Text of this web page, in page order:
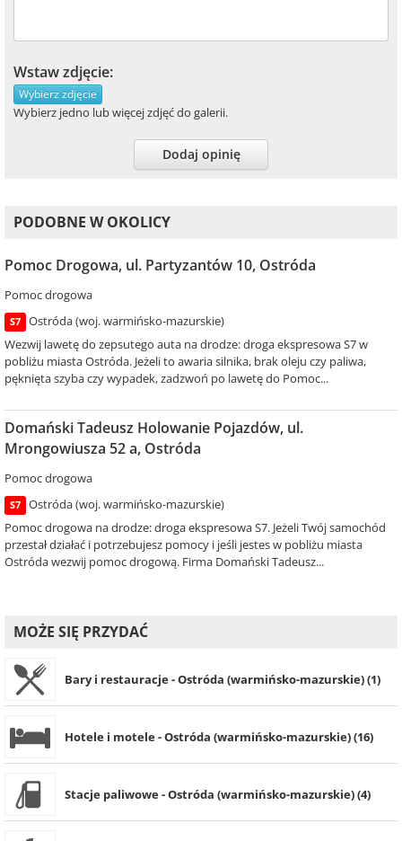
Wstaw zdjęcie:
Wybierz zdjęcie
Wybierz jedno lub więcej zdjęć do galerii.
Dodaj opinię
PODOBNE W OKOLICY
Pomoc Drogowa, ul. Partyzantów 10, Ostróda
Pomoc drogowa
S7
Ostróda (woj. warmińsko-mazurskie)
Wezwij lawetę do zepsutego auta na drodze: droga ekspresowa S7 w
pobliżu miasta Ostróda. Jeżeli to awaria silnika, brak oleju czy paliwa,
pęknięta szyba czy wypadek, zadzwoń po lawetę do Pomoc...
Domański Tadeusz Holowanie Pojazdów, ul.
Mrongowiusza 52 a, Ostróda
Pomoc drogowa
S7
Ostróda (woj. warmińsko-mazurskie)
Pomoc drogowa na drodze: droga ekspresowa S7. Jeżeli Twój samochód
przestał działać i potrzebujesz pomocy i jeśli jestes w pobliżu miasta
Ostróda wezwij pomoc drogową. Firma Domański Tadeusz...
MOŻE SIĘ PRZYDAĆ
Bary i restauracje - Ostróda (warmińsko-mazurskie) (1)
Hotele i motele - Ostróda (warmińsko-mazurskie) (16)
Stacje paliwowe - Ostróda (warmińsko-mazurskie) (4)